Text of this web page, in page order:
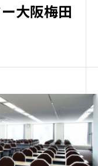
大阪梅田